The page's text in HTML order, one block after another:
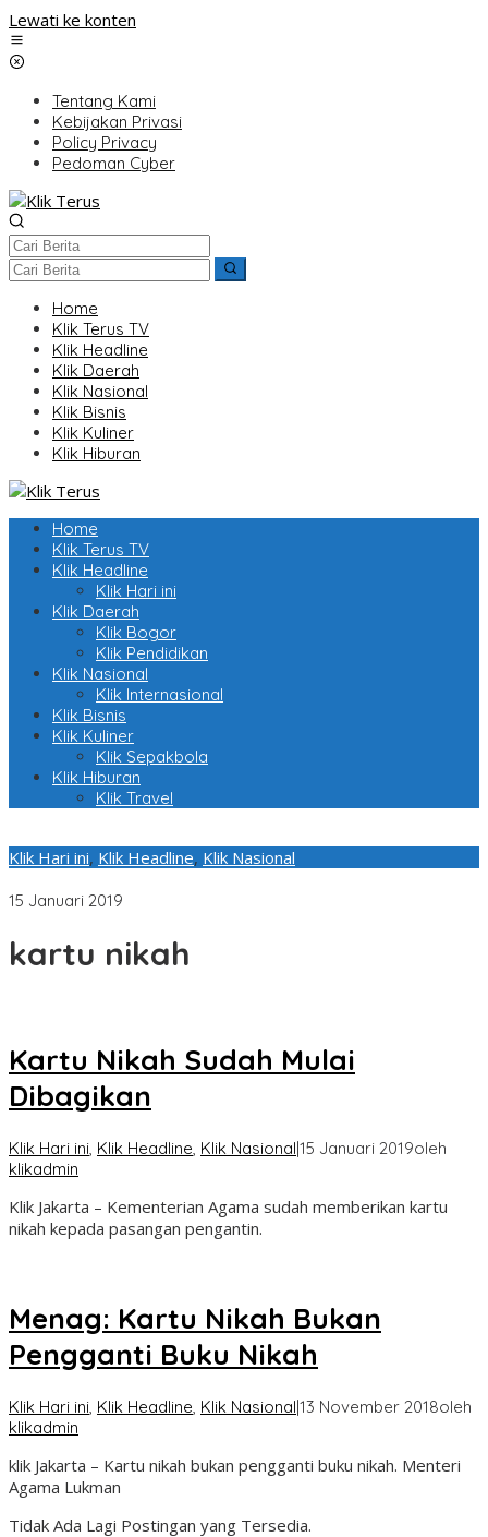
Lewati ke konten
Tentang Kami
Kebijakan Privasi
Policy Privacy
Pedoman Cyber
Home
Klik Terus TV
Klik Headline
Klik Daerah
Klik Nasional
Klik Bisnis
Klik Kuliner
Klik Hiburan
Home
Klik Terus TV
Klik Headline
Klik Hari ini
Klik Daerah
Klik Bogor
Klik Pendidikan
Klik Nasional
Klik Internasional
Klik Bisnis
Klik Kuliner
Klik Sepakbola
Klik Hiburan
Klik Travel
Klik Hari ini, Klik Headline, Klik Nasional
15 Januari 2019
kartu nikah
Kartu Nikah Sudah Mulai
Dibagikan
Klik Hari ini Klik Headline Klik Nasional|15 Januari 2019oleh
klikadmin
Klik Jakarta – Kementerian Agama sudah memberikan kartu
nikah kepada pasangan pengantin.
Menag: Kartu Nikah Bukan
Pengganti Buku Nikah
Klik Hari ini, Klik Headline, Klik Nasional|13 November 2018oleh
klikadmin
klik Jakarta – Kartu nikah bukan pengganti buku nikah. Menteri
Agama Lukman
Tidak Ada Lagi Postingan yang Tersedia.